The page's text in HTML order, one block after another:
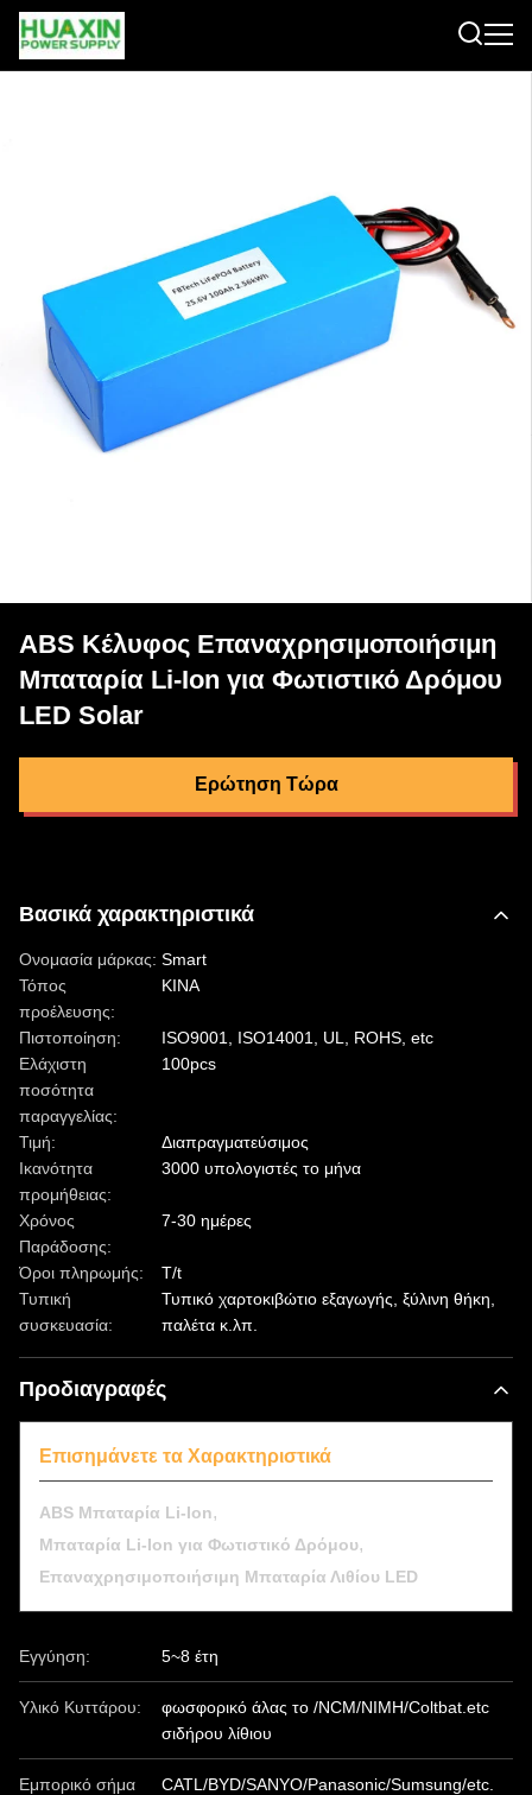
ABS Κέλυφος Επαναχρησιμοποιήσιμη
Μπαταρία Li-Ion για Φωτιστικό Δρόμου
LED Solar
Ερώτηση Τώρα
Βασικά χαρακτηριστικά
Ονομασία μάρκας: Smart
Τόπος
προέλευσης:
ΚΙΝΑ
Πιστοποίηση:
ISO9001, ISO14001, UL, ROHS, etc
Ελάχιστη
ποσότητα
παραγγελίας:
100pcs
Τιμή:
Διαπραγματεύσιμος
Ικανότητα
προμήθειας:
3000 υπολογιστές το μήνα
Χρόνος
Παράδοσης:
7-30 ημέρες
Όροι πληρωμής:
T/t
Τυπική
συσκευασία:
Τυπικό χαρτοκιβώτιο εξαγωγής, ξύλινη θήκη,
παλέτα κ.λπ.
Προδιαγραφές
Επισημάνετε τα Χαρακτηριστικά
ABS Μπαταρία Li-Ion,
Μπαταρία Li-Ion για Φωτιστικό Δρόμου,
Επαναχρησιμοποιήσιμη Μπαταρία Λιθίου LED
Εγγύηση: 5~8 έτη
Υλικό Κυττάρου:
φωσφορικό άλας το /NCM/NIMH/Coltbat.etc
σιδήρου λίθιου
Εμπορικό σήμα
CATL/BYD/SANYO/Panasonic/Sumsung/etc.